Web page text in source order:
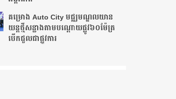
គម្រោង Auto City មជ្ឈមណ្ឌលយាន
យន្តថ្មីសន្លាង​តាមបណ្តោយផ្លូវ​​៦០ម៉ែត្រ​
បើកជួលជាផ្លូវការ